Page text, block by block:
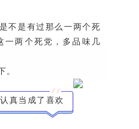
不是有过那么一两个死
一两个死党，多品味几
。
真当成了喜欢